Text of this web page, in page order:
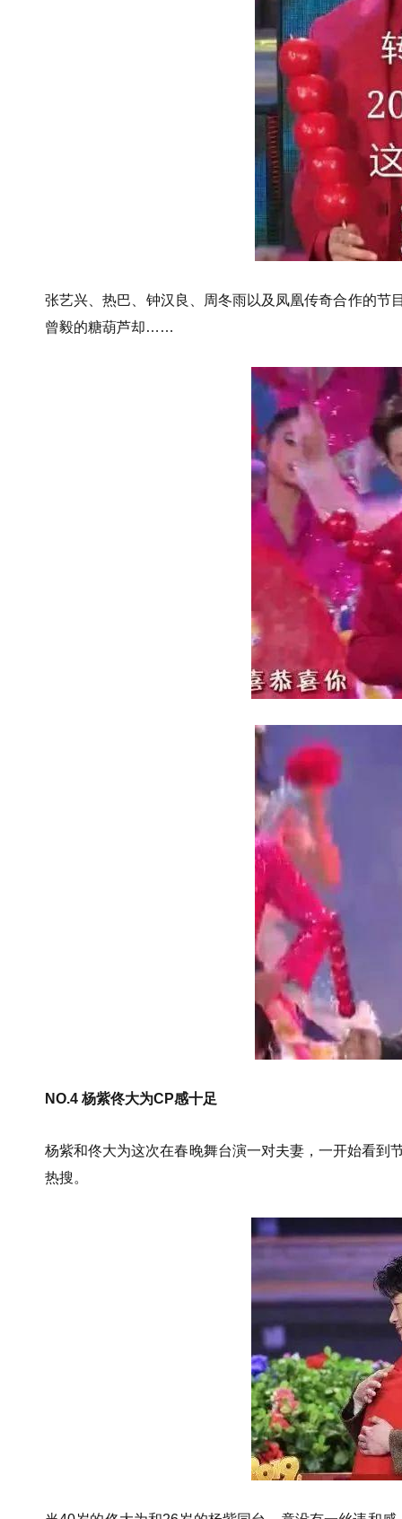
张艺兴、热巴、钟汉良、周冬雨以及凤凰传奇合作的节
曾毅的糖葫芦却……
NO.4 杨紫佟大为CP感十足
杨紫和佟大为这次在春晚舞台演一对夫妻，一开始看到
热搜。